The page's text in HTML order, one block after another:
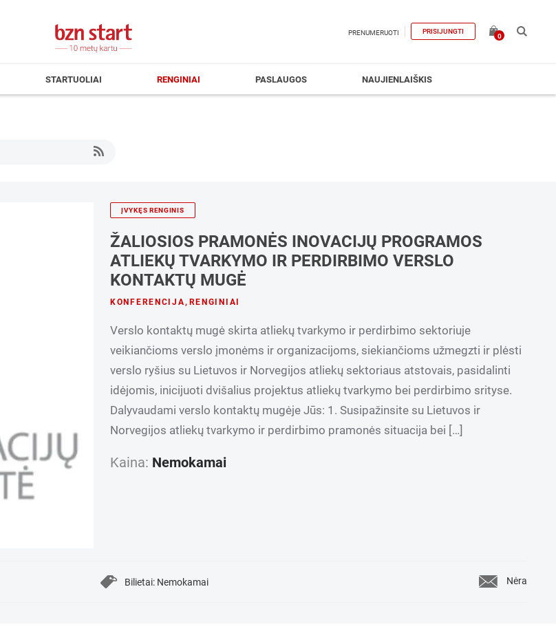
PRENUMERUOTI PRISIJUNGTI
0
STARTUOLIAI RENGINIAI PASLAUGOS NAUJIENLAIŠKIS
ĮVYKĘS RENGINIS
ŽALIOSIOS PRAMONĖS INOVACIJŲ PROGRAMOS
ATLIEKŲ TVARKYMO IR PERDIRBIMO VERSLO
KONTAKTŲ MUGĖ
KONFERENCIJA, RENGINIAI
Verslo kontaktų mugė skirta atliekų tvarkymo ir perdirbimo sektoriuje
veikiančioms verslo įmonėms ir organizacijoms, siekiančioms užmegzti ir plėsti
verslo ryšius su Lietuvos ir Norvegijos atliekų sektoriaus atstovais, pasidalinti
idėjomis, inicijuoti dvišalius projektus atliekų tvarkymo bei perdirbimo srityse.
Dalyvaudami verslo kontaktų mugėje Jūs: 1. Susipažinsite su Lietuvos ir
Norvegijos atliekų tvarkymo ir perdirbimo pramonės situacija bei […]
Kaina: Nemokamai
Bilietai: Nemokamai Nėra